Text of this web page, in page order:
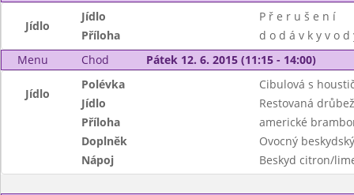
Jídlo
Jídlo
P ř e r u š e n í
Příloha
d o d á v k y v o d
Menu
Chod Pátek 12. 6. 2015 (11:15 - 14:00)
Jídlo
Polévka
Cibulová s
Jídlo
Restovaná
Příloha
americké
Doplněk
Ovocný
Nápoj
Beskyd citron/